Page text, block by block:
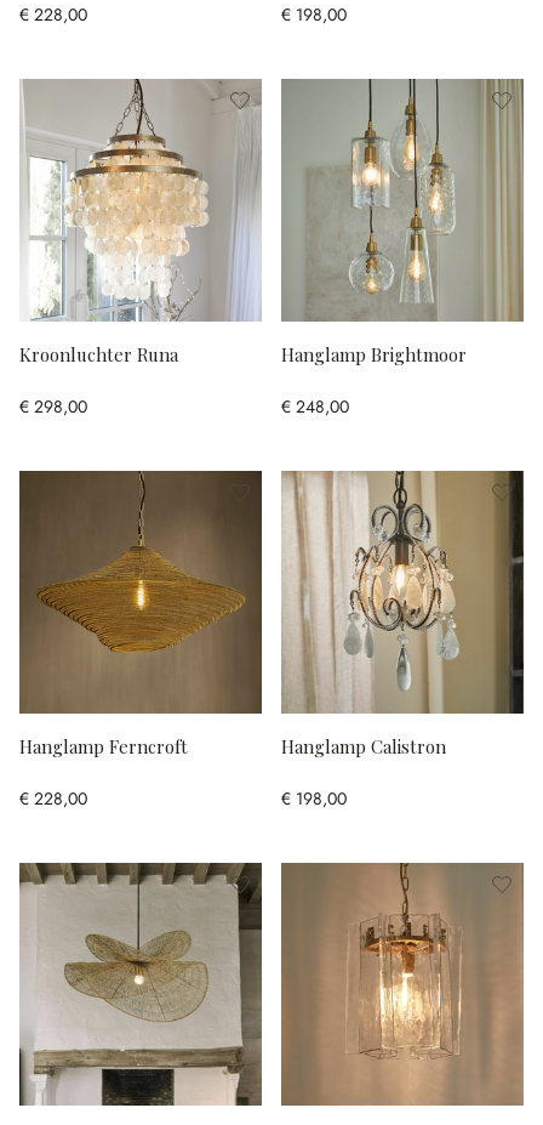
€ 228,00 € 198,00
Kroonluchter Runa
€ 298,00
Hanglamp Brightmoor
€ 248,00
Hanglamp Ferncroft
€ 228,00
Hanglamp Calistron
€ 198,00